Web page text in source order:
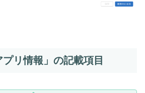
プリ情報」の記載項目